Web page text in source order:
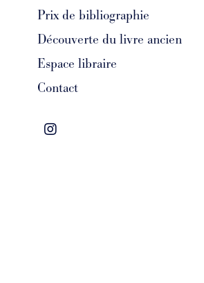
Prix de bibliographie
Découverte du livre ancien
Espace libraire
Contact